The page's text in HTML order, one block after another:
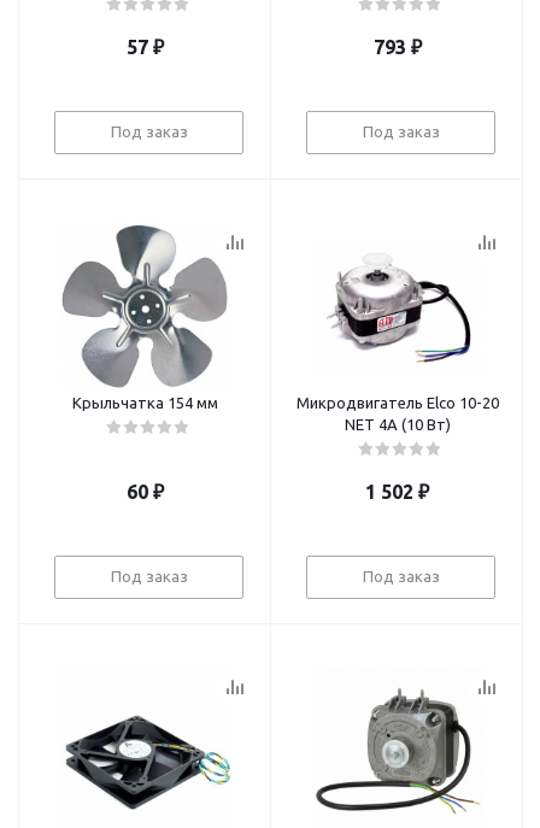
57 ₽
Под заказ
793 ₽
Под заказ
Крыльчатка 154 мм
60 ₽
Под заказ
Микродвигатель Elco 10-20
NET 4A (10 Вт)
1 502 ₽
Под заказ